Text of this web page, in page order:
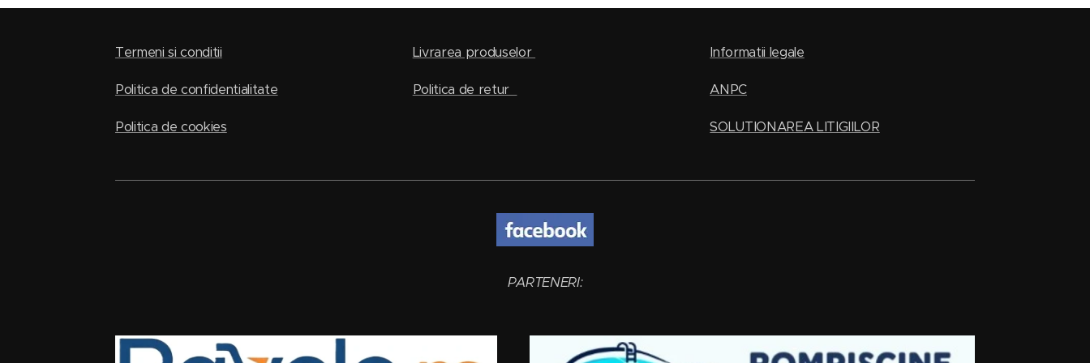
Termeni si conditii
Politica de confidentialitate
Politica de cookies
Livrarea produselor
Politica de retur
Informatii legale
ANPC
SOLUTIONAREA LITIGIILOR
PARTENERI: